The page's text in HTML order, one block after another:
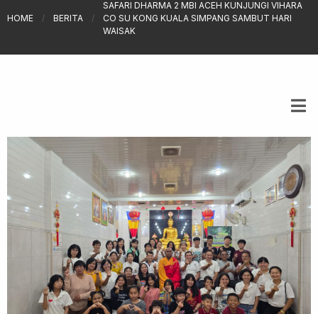
HOME / BERITA /
SAFARI DHARMA 2 MBI ACEH KUNJUNGI VIHARA
CO SU KONG KUALA SIMPANG SAMBUT HARI
WAISAK